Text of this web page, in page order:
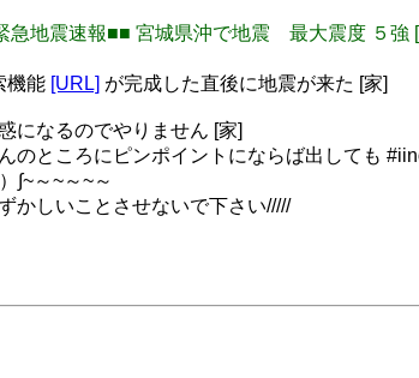
急地震速報■■ 宮城県沖で地震 最大震度 ５
機能 [URL] が完成した直後に地震が来た [家]
になるのでやりません [家]
のところにピンポイントにならば出しても
∫~～~～~～
かしいことさせないで下さい/////